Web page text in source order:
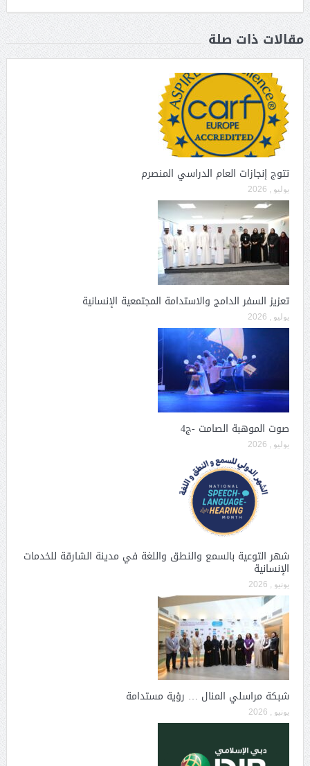
مقالات ذات صلة
تتوج إنجازات العام الدراسي المنصرم
يوليو , 2026
تعزيز السفر الدامج والاستدامة المجتمعية الإنسانية
يوليو , 2026
صوت الموهبة الصامت -ج4
يوليو , 2026
شهر التوعية بالسمع والنطق واللغة في مدينة الشارقة للخدمات
الإنسانية
يونيو , 2026
شبكة مراسلي المنال … رؤية مستدامة
يونيو , 2026